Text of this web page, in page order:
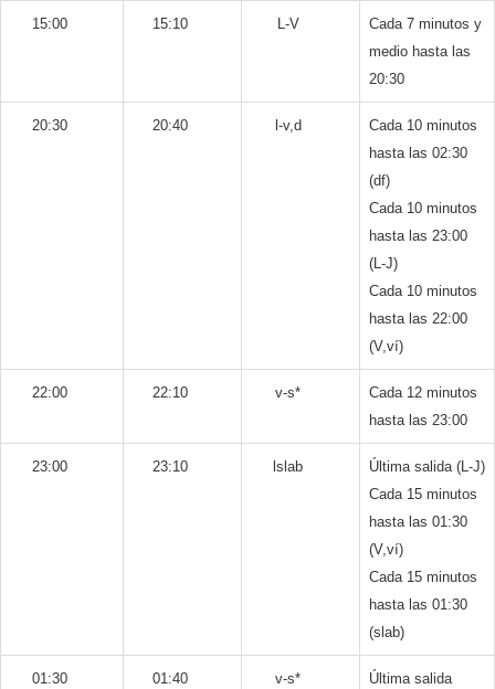
15:00 15:10 L-V
Cada 7 minutos y
medio hasta las
20:30
20:30 20:40 l-v,d
Cada 10 minutos
hasta las 02:30
(df)
Cada 10 minutos
hasta las 23:00
(L-J)
Cada 10 minutos
hasta las 22:00
(V,ví)
22:00 22:10 v-s*
Cada 12 minutos
hasta las 23:00
23:00 23:10 lslab
Última salida (L-J)
Cada 15 minutos
hasta las 01:30
(V,ví)
Cada 15 minutos
hasta las 01:30
(slab)
01:30 01:40 v-s* Última salida